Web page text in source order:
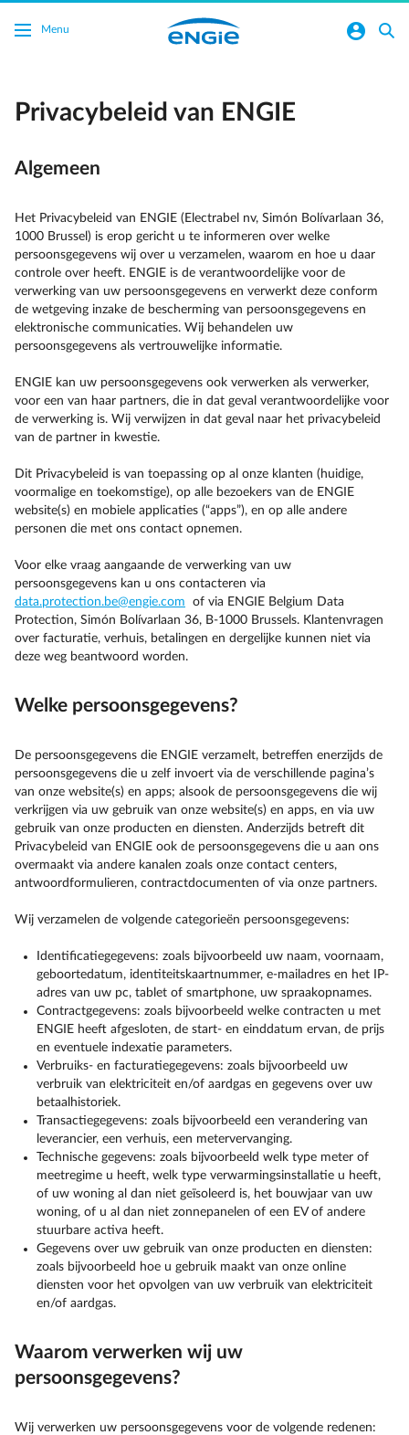
Ga naar de hoofdinhoud
Menu normal-account-circle search
Privacybeleid van ENGIE
Algemeen
Het Privacybeleid van ENGIE (Electrabel nv, Simón Bolívarlaan 36,
1000 Brussel) is erop gericht u te informeren over welke
persoonsgegevens wij over u verzamelen, waarom en hoe u daar
controle over heeft. ENGIE is de verantwoordelijke voor de
verwerking van uw persoonsgegevens en verwerkt deze conform
de wetgeving inzake de bescherming van persoonsgegevens en
elektronische communicaties. Wij behandelen uw
persoonsgegevens als vertrouwelijke informatie.
ENGIE kan uw persoonsgegevens ook verwerken als verwerker,
voor een van haar partners, die in dat geval verantwoordelijke voor
de verwerking is. Wij verwijzen in dat geval naar het privacybeleid
van de partner in kwestie.
Dit Privacybeleid is van toepassing op al onze klanten (huidige,
voormalige en toekomstige), op alle bezoekers van de ENGIE
website(s) en mobiele applicaties (“apps”), en op alle andere
personen die met ons contact opnemen.
Voor elke vraag aangaande de verwerking van uw
persoonsgegevens kan u ons contacteren via
data.protection.be@engie.com of via ENGIE Belgium Data
Protection, Simón Bolívarlaan 36, B-1000 Brussels. Klantenvragen
over facturatie, verhuis, betalingen en dergelijke kunnen niet via
deze weg beantwoord worden.
Welke persoonsgegevens?
De persoonsgegevens die ENGIE verzamelt, betreffen enerzijds de
persoonsgegevens die u zelf invoert via de verschillende pagina’s
van onze website(s) en apps; alsook de persoonsgegevens die wij
verkrijgen via uw gebruik van onze website(s) en apps, en via uw
gebruik van onze producten en diensten. Anderzijds betreft dit
Privacybeleid van ENGIE ook de persoonsgegevens die u aan ons
overmaakt via andere kanalen zoals onze contact centers,
antwoordformulieren, contractdocumenten of via onze partners.
Wij verzamelen de volgende categorieën persoonsgegevens:
Identificatiegegevens: zoals bijvoorbeeld uw naam, voornaam,
geboortedatum, identiteitskaartnummer, e-mailadres en het IP-
adres van uw pc, tablet of smartphone, uw spraakopnames.
Contractgegevens: zoals bijvoorbeeld welke contracten u met
ENGIE heeft afgesloten, de start- en einddatum ervan, de prijs
en eventuele indexatie parameters.
Verbruiks- en facturatiegegevens: zoals bijvoorbeeld uw
verbruik van elektriciteit en/of aardgas en gegevens over uw
betaalhistoriek.
Transactiegegevens: zoals bijvoorbeeld een verandering van
leverancier, een verhuis, een metervervanging.
Technische gegevens: zoals bijvoorbeeld welk type meter of
meetregime u heeft, welk type verwarmingsinstallatie u heeft,
of uw woning al dan niet geïsoleerd is, het bouwjaar van uw
woning, of u al dan niet zonnepanelen of een EV of andere
stuurbare activa heeft.
Gegevens over uw gebruik van onze producten en diensten:
zoals bijvoorbeeld hoe u gebruik maakt van onze online
diensten voor het opvolgen van uw verbruik van elektriciteit
en/of aardgas.
Waarom verwerken wij uw
persoonsgegevens?
Wij verwerken uw persoonsgegevens voor de volgende redenen: